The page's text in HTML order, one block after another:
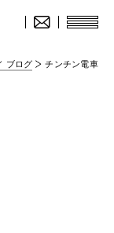
ブログ チンチン電車